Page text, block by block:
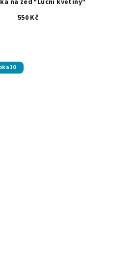
na zeď "Luční květiny"
550 Kč